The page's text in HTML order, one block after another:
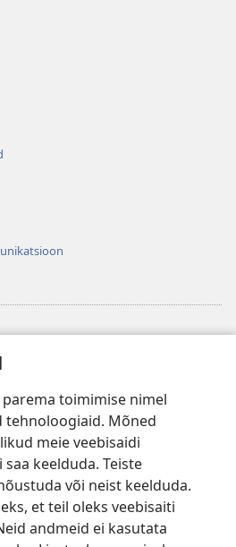
toimimise nimel
tehnoloogiaid. Mõned
meie veebisaidi
keelduda. Teiste
või neist keelduda.
et teil oleks veebisaiti
andmeid ei kasutata